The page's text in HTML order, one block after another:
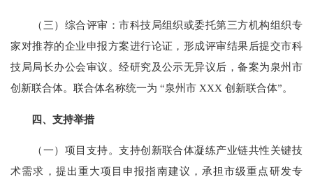
（三）综合评审：市科技局组织或委托第三方机构组织专
家对推荐的企业申报方案进行论证，形成评审结果后提交市科
技局局长办公会审议。经研究及公示无异议后，备案为泉州市
创新联合体。联合体名称统一为 “泉州市 XXX 创新联合体”。
四、支持举措
（一）项目支持。支持创新联合体凝练产业链共性关键技
术需求，提出重大项目申报指南建议，承担市级重点研发专